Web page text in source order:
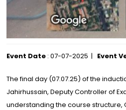
Event Date : 07-07-2025 | Event
The final day (07.07.25) of the
Jahirhussain, Deputy Controller of
understanding the course